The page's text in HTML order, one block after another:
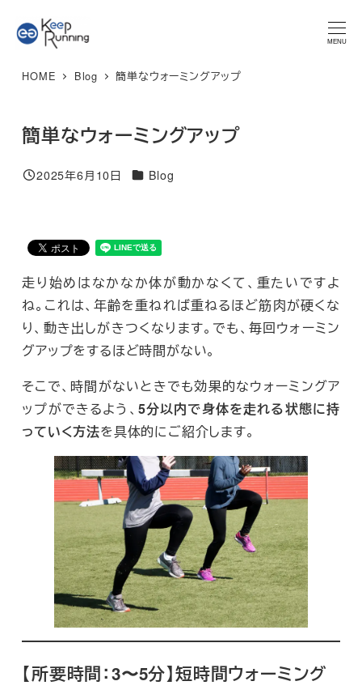
イ
MENU
★マラソンプラン 体験レッスン★ 特別限定価格 3,300円 → ご
予約はこちら
HOME Blog 簡単なウォーミングアップ
簡単なウォーミングアップ
投稿日
2025年6月10日 カテゴリー
Blog
走り始めはなかなか体が動かなくて、重たいですよ
ね。これは、年齢を重ねれば重ねるほど筋肉が硬くな
り、動き出しがきつくなります。でも、毎回ウォーミン
グアップをするほど時間がない。
そこで、時間がないときでも効果的なウォーミングア
ップができるよう、 5分以内で身体を走れる状態に持
っていく方法を具体的にご紹介します。
【所要時間：3〜5分】短時間ウォーミング